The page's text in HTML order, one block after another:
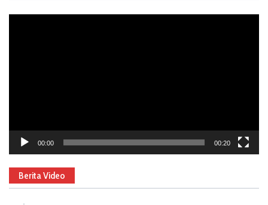
00:00 00:20
Berita Video